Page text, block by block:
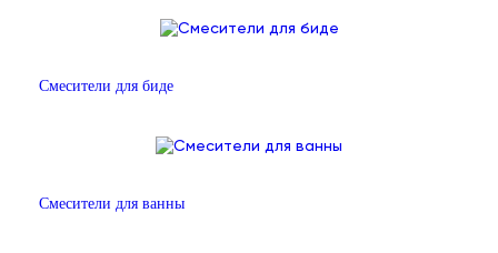
Смесители для биде
Смесители для ванны